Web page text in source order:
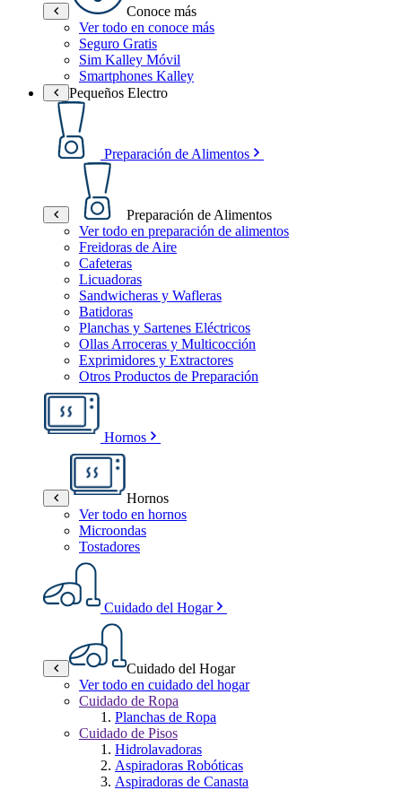
Conoce más
Ver todo en conoce más
Seguro Gratis
Sim Kalley Móvil
Smartphones Kalley
Pequeños Electro
Preparación de Alimentos
Preparación de Alimentos
Ver todo en preparación de alimentos
Freidoras de Aire
Cafeteras
Licuadoras
Sandwicheras y Wafleras
Batidoras
Planchas y Sartenes Eléctricos
Ollas Arroceras y Multicocción
Exprimidores y Extractores
Otros Productos de Preparación
Hornos
Hornos
Ver todo en hornos
Microondas
Tostadores
Cuidado del Hogar
Cuidado del Hogar
Ver todo en cuidado del hogar
Cuidado de Ropa
Planchas de Ropa
Cuidado de Pisos
Hidrolavadoras
Aspiradoras Robóticas
Aspiradoras de Canasta